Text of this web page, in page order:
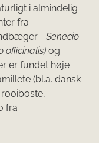
i almindelig
fra
- Senecio
officinalis) og
er fundet høje
(bl.a. dansk
fra